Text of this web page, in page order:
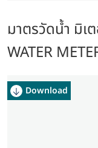
มาตรวัดน้ำ มิเ
WATER
Download
Download
Download